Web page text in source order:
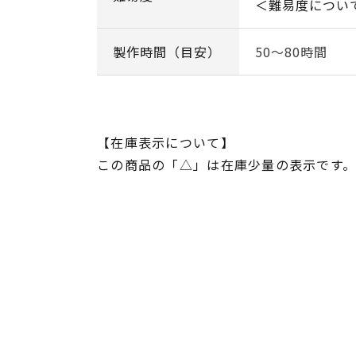
＜難易度につい
製作時間（目安） 50～80時間
【在庫表示について】
この商品の「△」は在庫少量の表示です。